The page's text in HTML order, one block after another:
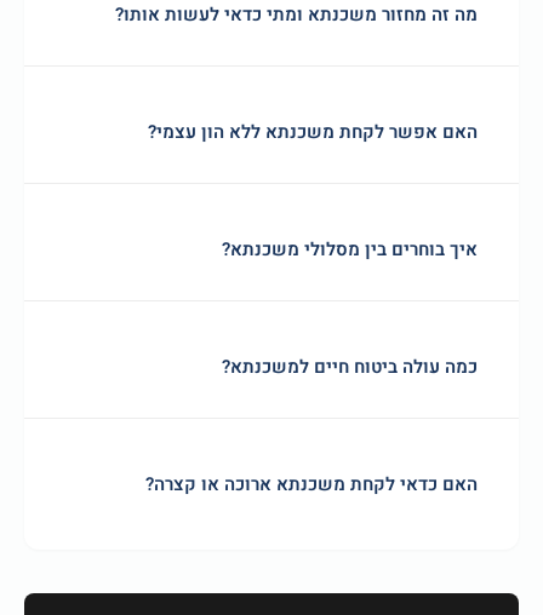
מה זה מחזור משכנתא ומתי כדאי לעשות אותו?
האם אפשר לקחת משכנתא ללא הון עצמי?
איך בוחרים בין מסלולי משכנתא?
כמה עולה ביטוח חיים למשכנתא?
האם כדאי לקחת משכנתא ארוכה או קצרה?